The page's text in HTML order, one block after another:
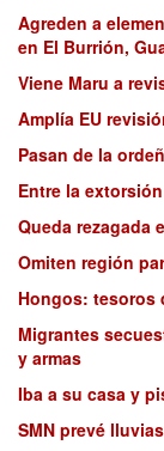
Agreden a
en El Burrión,
Viene Maru a
Amplía EU
Pasan de la
Entre la
Queda rezagada
Omiten región
Hongos: tesoros
Migrantes
y armas
Iba a su casa y
SMN prevé